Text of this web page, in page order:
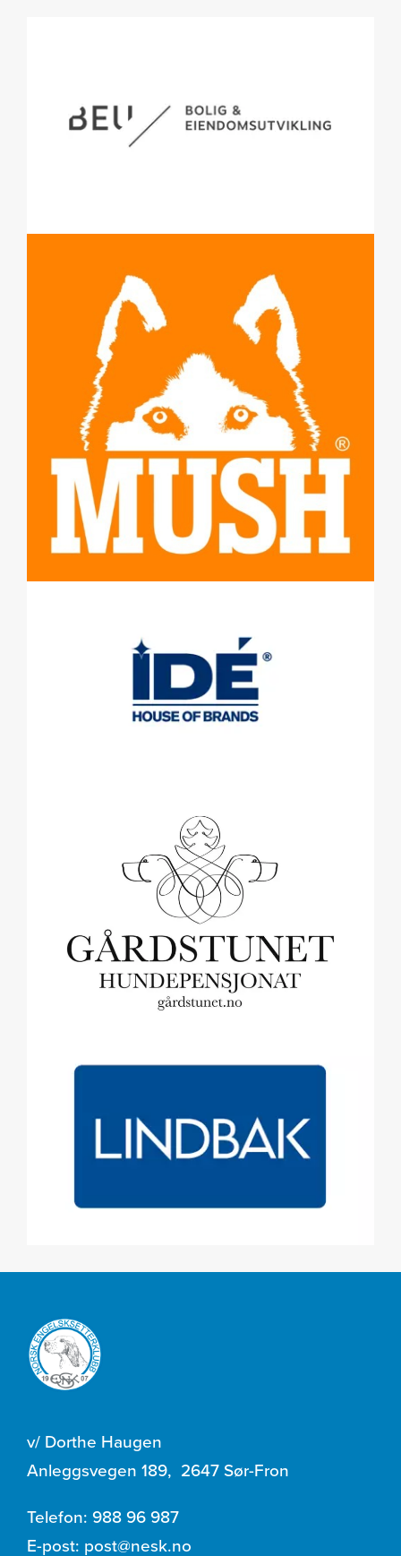
v/ Dorthe Haugen
Anleggsvegen 189, 2647 Sør-Fron
Telefon: 988 96 987
E-post: post@nesk.no